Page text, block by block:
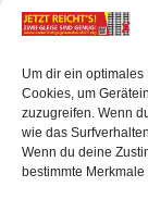
Um dir ein
Cookies, um
zuzugreifen. Wenn
wie das
Wenn du deine
bestimmte
Juni 2015
Mai 2015